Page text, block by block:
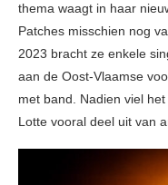
thema waagt in haar
Patches misschien nog
2023 bracht ze enkele
aan de Oost-Vlaamse
met band. Nadien viel
Lotte vooral deel uit van